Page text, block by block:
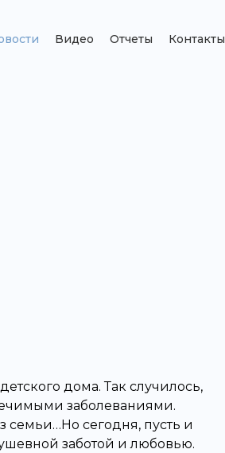
Видео Отчеты Контакты
дома. Так случилось,
заболеваниями.
семьи…Но сегодня, пусть и
заботой и любовью.